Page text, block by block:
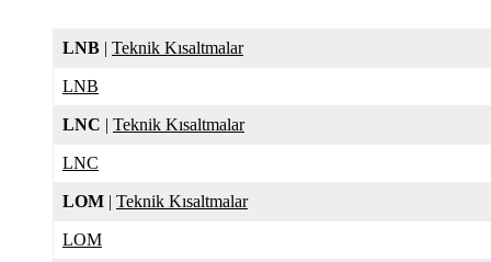
LNB | Teknik Kısaltmalar
LNB
LNC | Teknik Kısaltmalar
LNC
LOM | Teknik Kısaltmalar
LOM